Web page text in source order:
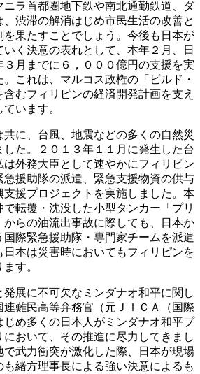
ニラ首都圏地下鉄や南北通勤鉄道、ダ
渋滞の解消はじめ市民生活の改善と
果たすことでしょう。今後も日本が
く決意の表れとして、本年２月、日
月までに６，０００億円の支援を実
これは、マルコス政権の「ビルド・
むフィリピンの経済開発計画を支え
います。
に、台風、地震などの多くの自然災
た。２０１３年１１月に発生した台
は外務大臣として速やかにフィリピン
援助隊の派遣、緊急支援物資の供与
支援プロジェクトを実施しました。本
転覆・沈没した小型タンカー「プリ
からの油流出事故に際しても、日本か
国際緊急援助隊・専門家チームを派遣
日本は災害時においてもフィリピンを
す。
展に不可欠なミンダナオ和平に関し
難民高等弁務官（元ＪＩＣＡ（国際
め多くの日本人がミンダナオ和平プ
において、その推進に尽力してきまし
で武力衝突が激化した際、日本が現場
緒方理事長による強い決意によるも